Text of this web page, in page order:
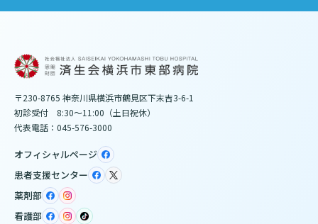
〒230-8765 神奈川県横浜市鶴見区下末吉3-6-1
初診受付 8:30～11:00（土日祝休）
代表電話：045-576-3000
オフィシャルページ
患者支援センター
薬剤部
看護部